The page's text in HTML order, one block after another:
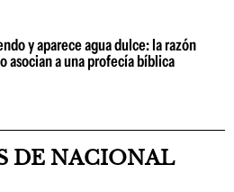
y aparece agua dulce: la razón
asocian a una profecía bíblica
DE NACIONAL